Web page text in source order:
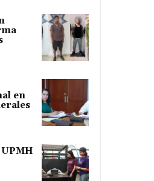
en